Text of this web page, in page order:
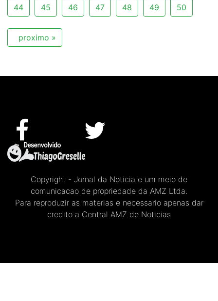
44 45 46 47 48 49 50
proximo »
Copyright - Jornal da Noticia e um meio de
comunicacao de propriedade da AMZ Ltda.
Para reproduzir as materias e necessario apenas dar
credito a Central AMZ de Noticias